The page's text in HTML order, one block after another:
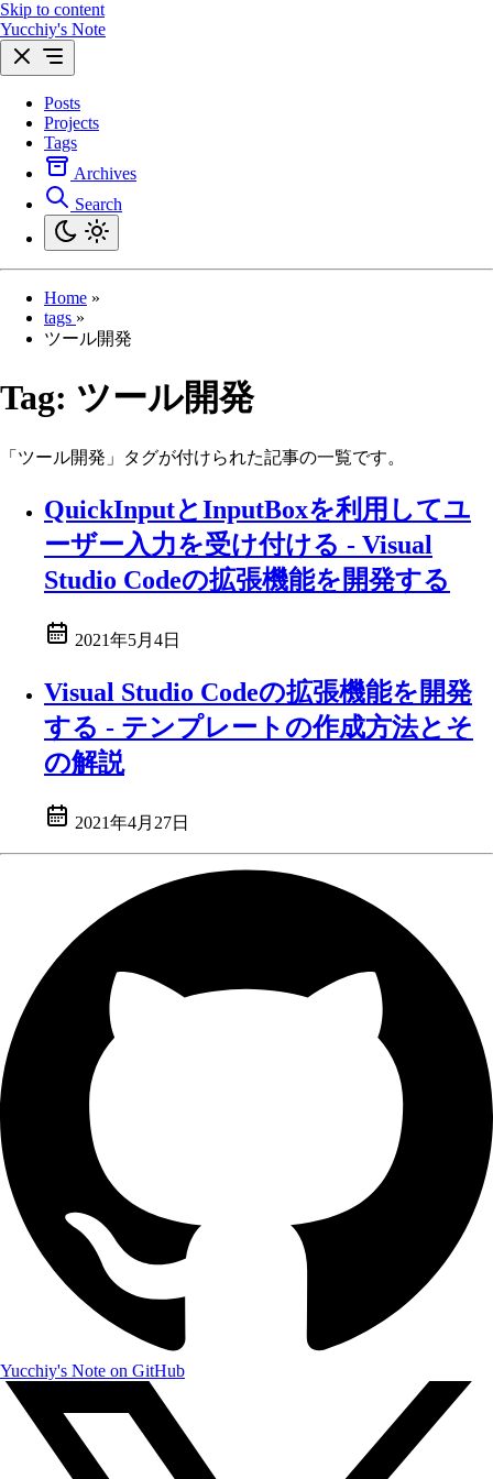
Skip to content
Yucchiy's Note
Posts
Projects
Tags
Archives
Search
Home »
tags »
ツール開発
Tag: ツール開発
「ツール開発」タグが付けられた記事の一覧です。
QuickInputとInputBoxを利用してユ
ーザー入力を受け付ける - Visual
Studio Codeの拡張機能を開発する
2021年5月4日
Visual Studio Codeの拡張機能を開発
する - テンプレートの作成方法とそ
の解説
2021年4月27日
Yucchiy's Note on GitHub